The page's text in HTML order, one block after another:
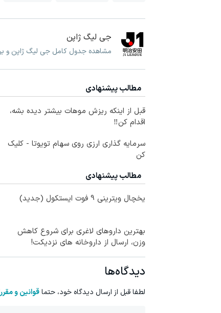
جی لیگ ژاپن
مشاهده جدول کامل جی لیگ ژاپن و
مطالب پیشنهادی
قبل از اینکه ریزش موهات بیشتر دیده بشه،
اقدام کن‼️
سرمایه گذاری ارزی روی سهام تویوتا - کلیک
کن
مطالب پیشنهادی
یخچال ویترینی 9 فوت ایستکول (جدید)
بهترین داروهای لاغری برای شروع کاهش
وزن، ارسال از داروخانه های نزدیکت!
دیدگاه‌ها
لطفا قبل از ارسال دیدگاه خود، حتماقوانین و